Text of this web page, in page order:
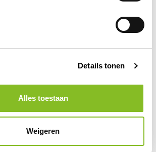
Details tonen
Alles toestaan
Weigeren